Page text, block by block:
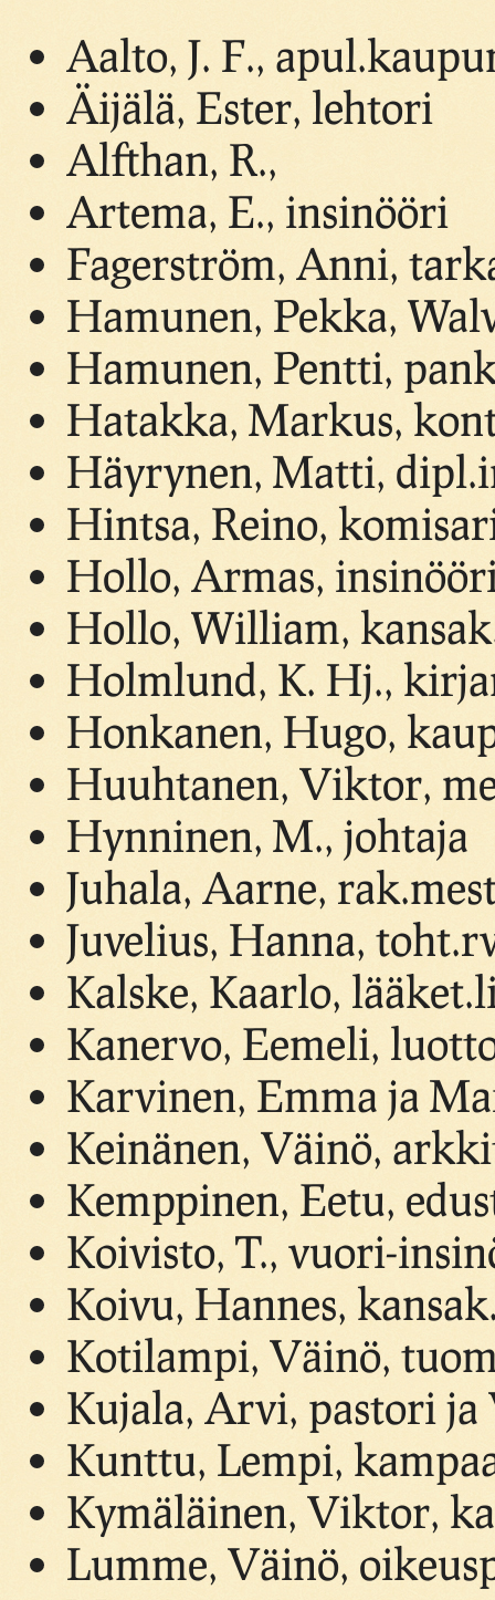
Aalto, J. F.,
Äijälä, Ester, lehtori
Alfthan, R.,
Artema, E., insinööri
Fagerström, Anni,
Hamunen, Pekka,
Hamunen, Pentti,
Hatakka, Markus,
Häyrynen, Matti,
Hintsa, Reino,
Hollo, Armas,
Hollo, William,
Holmlund, K. Hj.,
Honkanen, Hugo,
Huuhtanen, Viktor,
Hynninen, M., johtaja
Juhala, Aarne,
Juvelius, Hanna,
Kalske, Kaarlo,
Kanervo, Eemeli,
Karvinen, Emma ja
Keinänen, Väinö,
Kemppinen, Eetu,
Koivisto, T., vuori-
Koivu, Hannes,
Kotilampi, Väinö,
Kujala, Arvi, pastori
Kunttu, Lempi,
Kymäläinen, Viktor,
Lumme, Väinö,